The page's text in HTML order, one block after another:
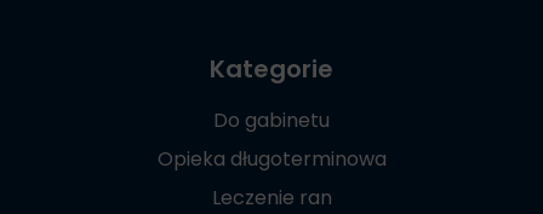
Kategorie
Do gabinetu
Opieka długoterminowa
Leczenie ran